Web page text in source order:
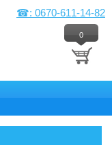
☎: 0670-611-14-82
0